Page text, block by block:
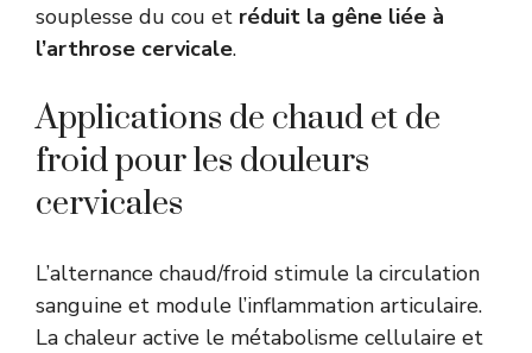
souplesse du cou et réduit la gêne liée à
l’arthrose cervicale.
Applications de chaud et de
froid pour les douleurs
cervicales
L’alternance chaud/froid stimule la circulation
sanguine et module l’inflammation articulaire.
La chaleur active le métabolisme cellulaire et